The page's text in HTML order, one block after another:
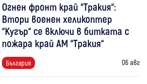
Огнен фронт край “Тракия“:
Втори военен хеликоптер
“Кугър“ се включи в битката с
пожара край АМ “Тракия“
България 06 авг